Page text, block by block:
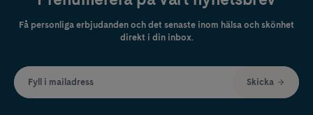
Få personliga erbjudanden och det senaste inom hälsa och skönhet
direkt i din inbox.
Fyll i mailadress Skicka